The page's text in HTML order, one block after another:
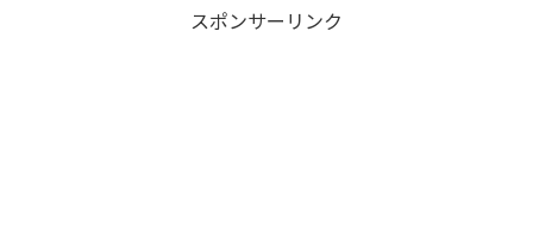
スポンサーリンク